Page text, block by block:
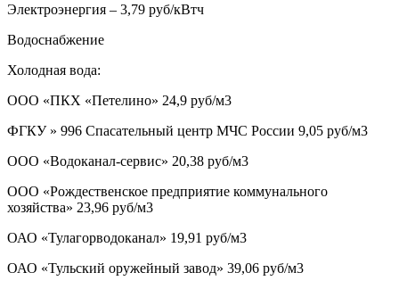
Электроэнергия – 3,79 руб/кВтч
Водоснабжение
Холодная вода:
ООО «ПКХ «Петелино» 24,9 руб/м3
ФГКУ » 996 Спасательный центр МЧС России 9,05 руб/м3
ООО «Водоканал-сервис» 20,38 руб/м3
ООО «Рождественское предприятие коммунального
хозяйства» 23,96 руб/м3
ОАО «Тулагорводоканал» 19,91 руб/м3
ОАО «Тульский оружейный завод» 39,06 руб/м3